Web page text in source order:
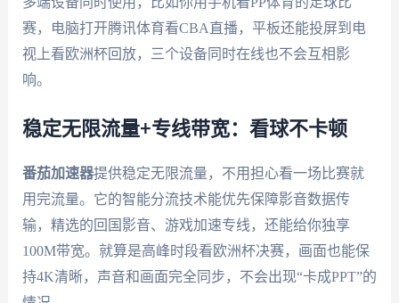
赛，电脑打开腾讯体育看CBA直播，平板还能投屏到电
视上看欧洲杯回放，三个设备同时在线也不会互相影
响。
稳定无限流量+专线带宽：看球不卡顿
番茄加速器提供稳定无限流量，不用担心看一场比赛就
用完流量。它的智能分流技术能优先保障影音数据传
输，精选的回国影音、游戏加速专线，还能给你独享
100M带宽。就算是高峰时段看欧洲杯决赛，画面也能保
持4K清晰，声音和画面完全同步，不会出现“卡成PPT”的